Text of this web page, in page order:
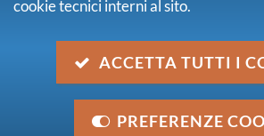
Lettera al mercato di natura
13 agosto 2015
cookie tecnici interni al sito.
ACCETTA TUTTI I
PREFERENZE